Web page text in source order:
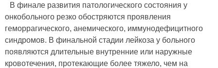
В финале развития патологического состояния у
онкобольного резко обостряются проявления
геморрагического, анемического, иммунодефицитного
синдромов. В финальной стадии лейкоза у больного
появляются длительные внутренние или наружные
кровотечения, протекающие более тяжело, чем на